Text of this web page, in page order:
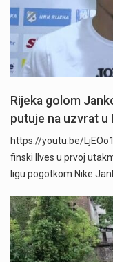
Rijeka golom
putuje na uzvrat u
https://youtu.be/
finski Ilves u prvoj
ligu pogotkom Nike